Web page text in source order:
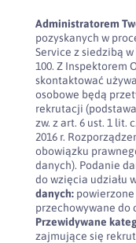
Administratorem
pozyskanych w
Service z siedzibą w
100. Z Inspektorem
skontaktować
osobowe będą
rekrutacji (podstawa
zw. z art. 6 ust. 1 lit.
2016 r.
obowiązku
danych). Podanie
do wzięcia udziału
danych:powierzone
przechowywane do
Przewidywane
zajmujące się